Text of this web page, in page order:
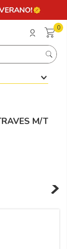
0
M/T
buscados